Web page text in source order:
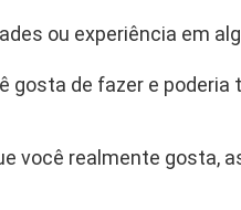
ou experiência em
gosta de fazer e
você realmente gosta,